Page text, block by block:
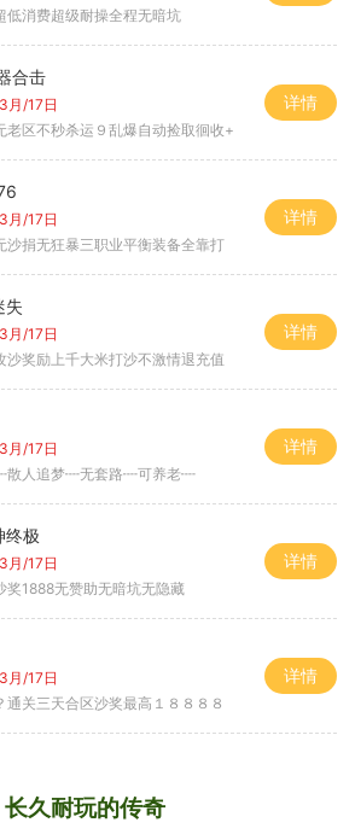
低消费超级耐操全程无暗坑
合击
月/17日
老区不秒杀运９乱爆自动捡取徊收+
详情
月/17日
沙捐无狂暴三职业平衡装备全靠打
详情
失
月/17日
沙奖励上千大米打沙不激情退充值
详情
月/17日
人追梦┉无套路┉可养老┉
详情
终极
月/17日
奖1888无赞助无暗坑无隐藏
详情
月/17日
通关三天合区沙奖最高１８８８８
详情
长久耐玩的传奇